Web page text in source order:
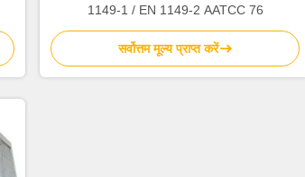
1149-1 / EN 1149-2 AATCC 76
सर्वोत्तम मूल्य प्राप्त करें